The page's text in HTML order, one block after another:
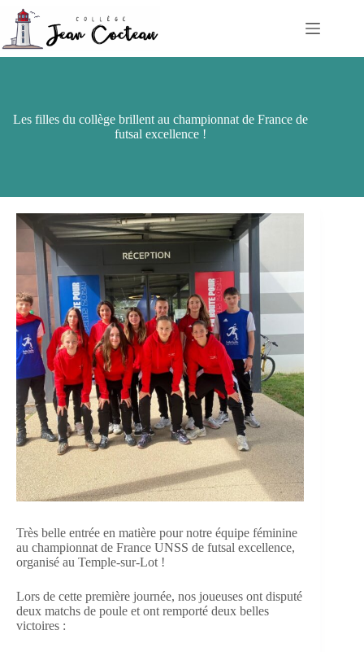
Passer
contenu
Les filles du collège brillent au championnat de France de
futsal excellence !
Très belle entrée en matière pour notre équipe féminine
au championnat de France UNSS de futsal excellence,
organisé au Temple-sur-Lot !
Lors de cette première journée, nos joueuses ont disputé
deux matchs de poule et ont remporté deux belles
victoires :